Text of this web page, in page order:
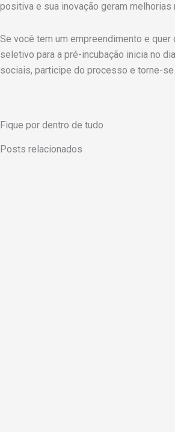
positiva e sua inovação geram
Se você tem um empreendimento e
seletivo para a pré-incubação inicia no
sociais, participe do processo e torne-
Fique por dentro de tudo
Posts relacionados